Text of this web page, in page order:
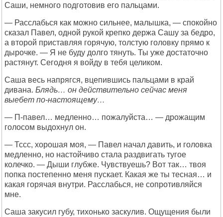
Саши, немного подготовив его пальцами.
— Расслабься как можно сильнее, малышка, — спокойно
сказал Павел, одной рукой крепко держа Сашу за бедро,
а второй приставляя горячую, толстую головку прямо к
дырочке. — Я не буду долго тянуть. Ты уже достаточно
растянут. Сегодня я войду в тебя целиком.
Саша весь напрягся, вцепившись пальцами в край
дивана. Блядь… он действительно сейчас меня
выебет по-настоящему…
— П-павел… медленно… пожалуйста… — дрожащим
голосом выдохнул он.
— Тссс, хорошая моя, — Павел начал давить, и головка
медленно, но настойчиво стала раздвигать тугое
колечко. — Дыши глубже. Чувствуешь? Вот так… твоя
попка постепенно меня пускает. Какая же ты тесная… и
какая горячая внутри. Расслабься, не сопротивляйся
мне.
Саша закусил губу, тихонько заскулив. Ощущения были